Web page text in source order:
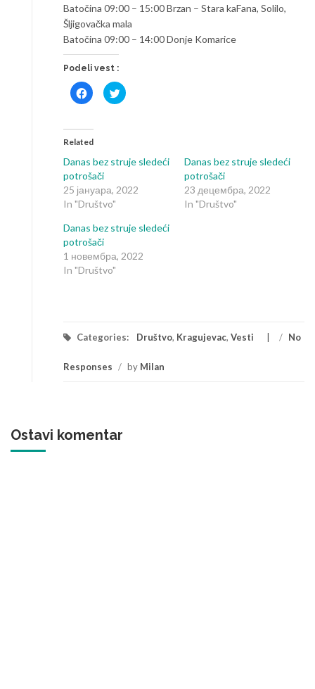
Batočina 09:00 – 15:00 Brzan – Stara kaFana, Solilo,
Šljigovačka mala
Batočina 09:00 – 14:00 Donje Komarice
Podeli vest :
Click
to
(Opens
in
window)
Click
to
window)
Related
Danas bez struje sledeći
potrošači
25 јануара, 2022
In "Društvo"
Danas bez struje sledeći
potrošači
23 децембра, 2022
In "Društvo"
Danas bez struje sledeći
potrošači
1 новембра, 2022
In "Društvo"
Categories: Društvo, Kragujevac, Vesti / No
Responses / by Milan
Ostavi komentar